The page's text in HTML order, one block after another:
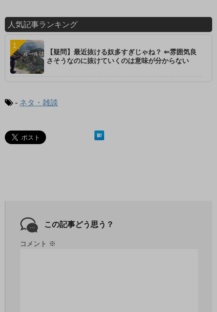
人気記事ランキング
【疑問】最近抜ける奴多すぎじゃね？ ⇐雰囲気良
さそうなのに抜けていくのは意味が分からない
- ネタ・雑談
この記事どう思う？
コメント ※